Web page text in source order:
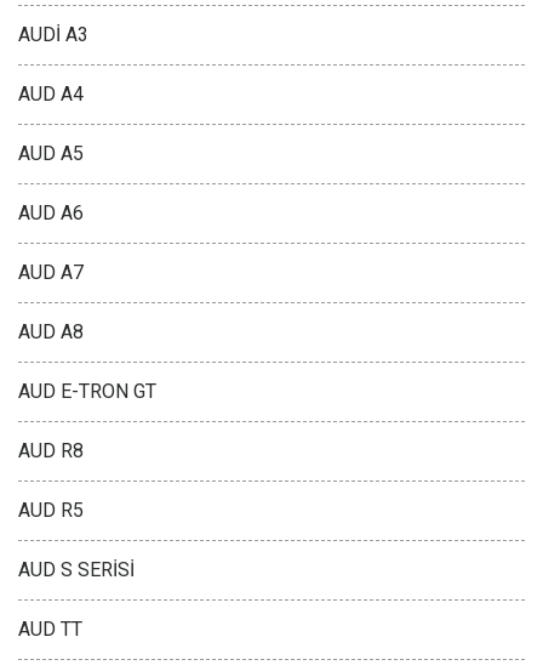
AUDİ A3
AUD A4
AUD A5
AUD A6
AUD A7
AUD A8
AUD E-TRON GT
AUD R8
AUD R5
AUD S SERİSİ
AUD TT